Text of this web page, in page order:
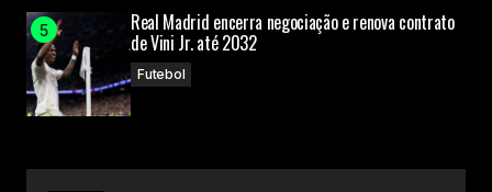
Real Madrid encerra negociação e renova contrato
de Vini Jr. até 2032
Futebol